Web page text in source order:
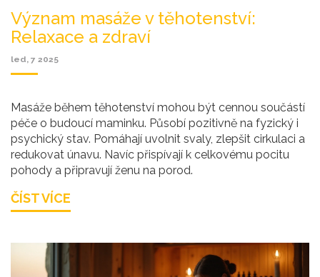
Význam masáže v těhotenství:
Relaxace a zdraví
led, 7 2025
Masáže během těhotenství mohou být cennou součástí
péče o budoucí maminku. Působí pozitivně na fyzický i
psychický stav. Pomáhají uvolnit svaly, zlepšit cirkulaci a
redukovat únavu. Navíc přispívají k celkovému pocitu
pohody a připravují ženu na porod.
ČÍST VÍCE